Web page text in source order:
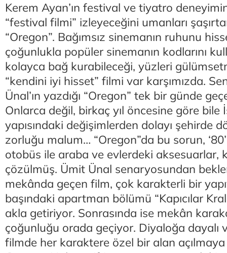
Kerem Ayan’ın festival ve tiyatro
“festival filmi” izleyeceğini umanları
“Oregon”. Bağımsız sinemanın ruhunu
çoğunlukla popüler sinemanın kodlarını
kolayca bağ kurabileceği, yüzleri
“kendini iyi hisset” filmi var karşımızda.
Ünal’ın yazdığı “Oregon” tek bir günde
Onlarca değil, birkaç yıl öncesine göre bile
yapısındaki değişimlerden dolayı şehirde
zorluğu malum… “Oregon”da bu sorun,
otobüs ile araba ve evlerdeki aksesuarlar,
çözülmüş. Ümit Ünal senaryosundan
mekânda geçen film, çok karakterli bir
başındaki apartman bölümü “Kapıcılar
akla getiriyor. Sonrasında ise mekân
çoğunluğu orada geçiyor. Diyaloğa dayalı
filmde her karaktere özel bir alan açılmaya